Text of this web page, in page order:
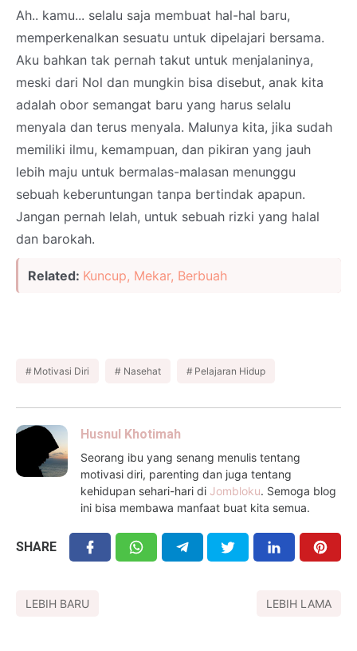
Ah.. kamu... selalu saja membuat hal-hal baru,
memperkenalkan sesuatu untuk dipelajari bersama.
Aku bahkan tak pernah takut untuk menjalaninya,
meski dari Nol dan mungkin bisa disebut, anak kita
adalah obor semangat baru yang harus selalu
menyala dan terus menyala. Malunya kita, jika sudah
memiliki ilmu, kemampuan, dan pikiran yang jauh
lebih maju untuk bermalas-malasan menunggu
sebuah keberuntungan tanpa bertindak apapun.
Jangan pernah lelah, untuk sebuah rizki yang halal
dan barokah.
Related: Kuncup, Mekar, Berbuah
Motivasi Diri Nasehat Pelajaran Hidup
Husnul Khotimah
Seorang ibu yang senang menulis tentang
motivasi diri, parenting dan juga tentang
kehidupan sehari-hari di Jombloku. Semoga blog
ini bisa membawa manfaat buat kita semua.
SHARE
LEBIH BARU LEBIH LAMA